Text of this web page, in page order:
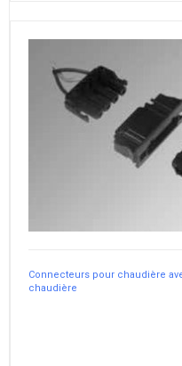
Connecteurs pour chaudière
chaudière